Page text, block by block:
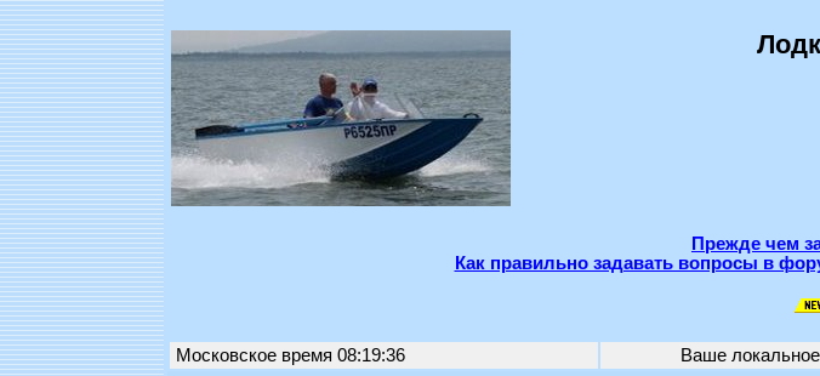
Прежде чем
Как правильно задавать вопросы в
Московское время 08:19:36 Ваше